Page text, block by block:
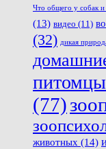
Что общего у собак и
(13) видео (11)
(32) дикая
питомцы
(77)
животных (14)